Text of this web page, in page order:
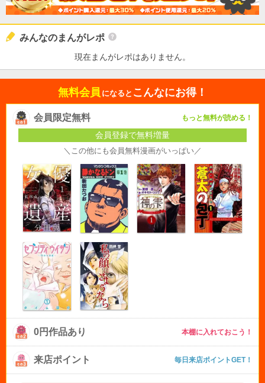
みんなのまんがレポ
現在まんがレポはありません。
無料会員 になると こんなにお得！
会員限定無料 もっと無料が読める！
会員登録で無料増量
＼この他にも会員無料漫画がいっぱい／
0円作品あり 本棚に入れておこう！
来店ポイント 毎日来店ポイントGET！